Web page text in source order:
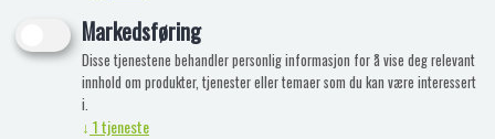
Markedsføring
Disse tjenestene behandler personlig informasjon for å vise deg relevant
innhold om produkter, tjenester eller temaer som du kan være interessert
i.
↓ 1tjeneste